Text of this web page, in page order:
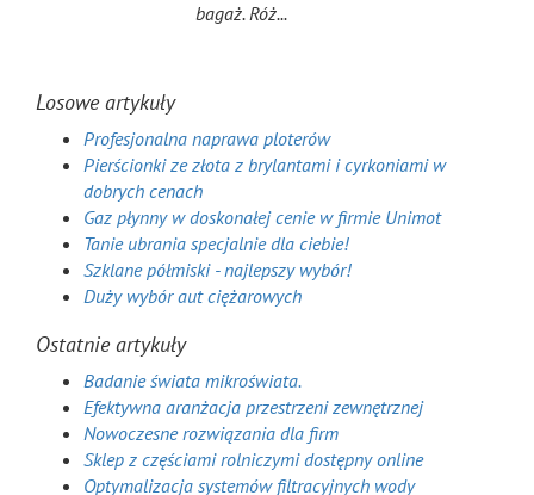
bagaż. Róż...
Losowe artykuły
Profesjonalna naprawa ploterów
Pierścionki ze złota z brylantami i cyrkoniami w
dobrych cenach
Gaz płynny w doskonałej cenie w firmie Unimot
Tanie ubrania specjalnie dla ciebie!
Szklane półmiski - najlepszy wybór!
Duży wybór aut ciężarowych
Ostatnie artykuły
Badanie świata mikroświata.
Efektywna aranżacja przestrzeni zewnętrznej
Nowoczesne rozwiązania dla firm
Sklep z częściami rolniczymi dostępny online
Optymalizacja systemów filtracyjnych wody